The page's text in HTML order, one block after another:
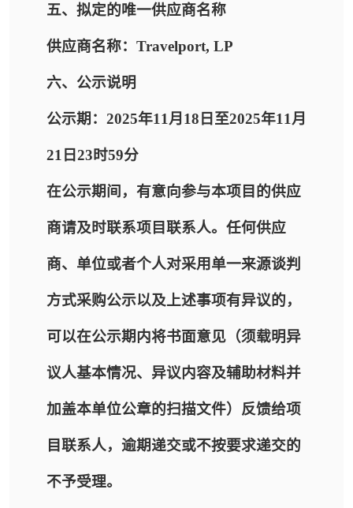
五、拟定的唯一供应商名称
供应商名称：Travelport, LP
六、公示说明
公示期：2025年11月18日至2025年11月
21日23时59分
在公示期间，有意向参与本项目的供应
商请及时联系项目联系人。任何供应
商、单位或者个人对采用单一来源谈判
方式采购公示以及上述事项有异议的，
可以在公示期内将书面意见（须载明异
议人基本情况、异议内容及辅助材料并
加盖本单位公章的扫描文件）反馈给项
目联系人，逾期递交或不按要求递交的
不予受理。